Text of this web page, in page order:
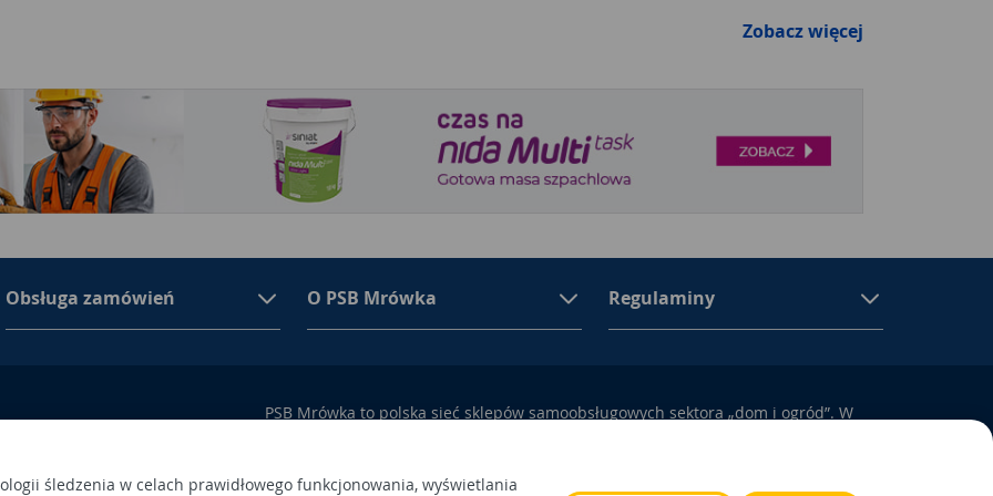
śledzenia w celach prawidłowego funkcjonowania, wyświetlania
Zobacz więcej
Obsługa zamówień O PSB Mrówka Regulaminy
Busko-Zdrój
PSB Mrówka to polska sieć sklepów samoobsługowych sektora „dom i ogród”. W
także artykuły związane z ogrodem i otoczeniem domu.